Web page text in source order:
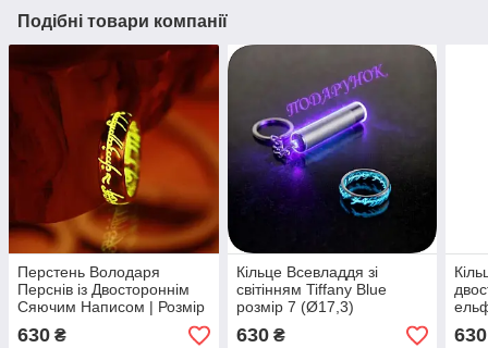
Подібні товари компанії
Перстень Володаря
Перснів із Двостороннім
Сяючим Написом | Розмір
10, Ø20 мм
630 ₴
Кільце Всевладдя зі
світінням Tiffany Blue
розмір 7 (Ø17,3)
630₴ 630